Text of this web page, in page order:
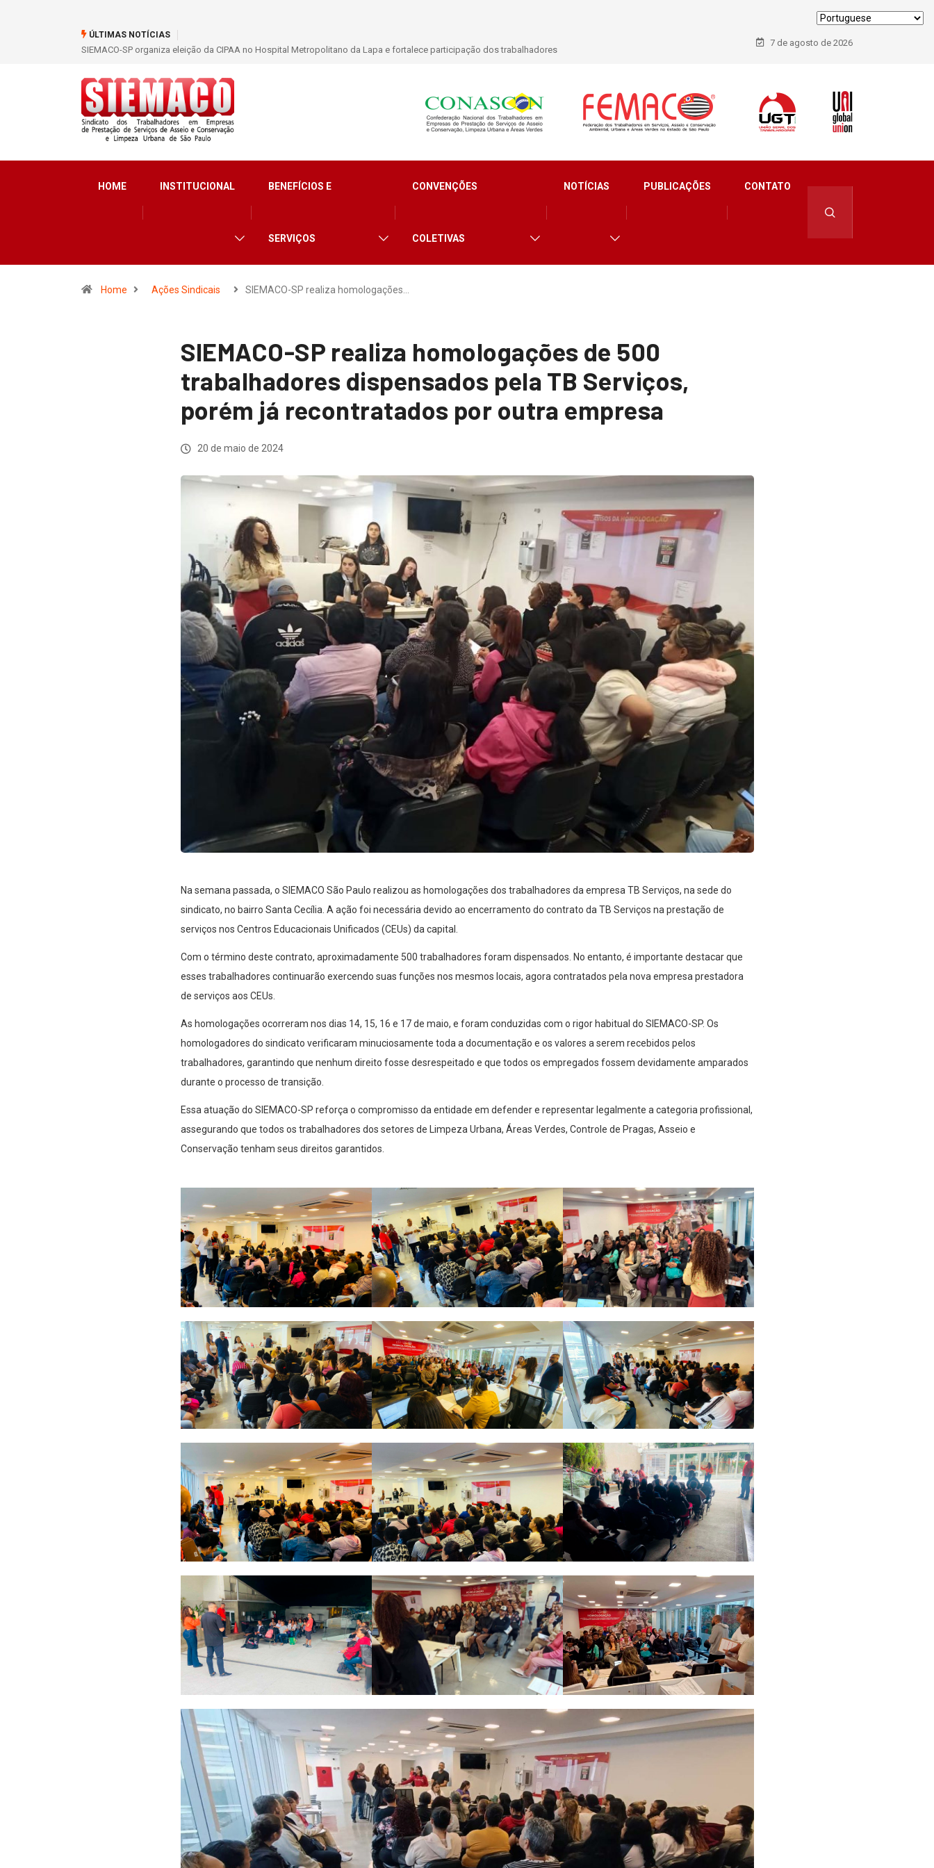
ÚLTIMAS NOTÍCIAS
dos trabalhadoresSIEMACO São Paulo garante mais de 400 benefícios natalidade para trabalhadores do Asseio em 2026
7 de agosto de 2026
HOME INSTITUCIONAL BENEFÍCIOS E
SERVIÇOS
CONVENÇÕES
COLETIVAS
NOTÍCIAS PUBLICAÇÕES CONTATO
Home Ações Sindicais SIEMACO-SP realiza homologações…
SIEMACO-SP realiza homologações de 500
trabalhadores dispensados pela TB Serviços,
porém já recontratados por outra empresa
20 de maio de 2024
Na semana passada, o SIEMACO São Paulo realizou as homologações dos trabalhadores da empresa TB Serviços, na sede do
sindicato, no bairro Santa Cecília. A ação foi necessária devido ao encerramento do contrato da TB Serviços na prestação de
serviços nos Centros Educacionais Unificados (CEUs) da capital.
Com o término deste contrato, aproximadamente 500 trabalhadores foram dispensados. No entanto, é importante destacar que
esses trabalhadores continuarão exercendo suas funções nos mesmos locais, agora contratados pela nova empresa prestadora
de serviços aos CEUs.
As homologações ocorreram nos dias 14, 15, 16 e 17 de maio, e foram conduzidas com o rigor habitual do SIEMACO-SP. Os
homologadores do sindicato verificaram minuciosamente toda a documentação e os valores a serem recebidos pelos
trabalhadores, garantindo que nenhum direito fosse desrespeitado e que todos os empregados fossem devidamente amparados
durante o processo de transição.
Essa atuação do SIEMACO-SP reforça o compromisso da entidade em defender e representar legalmente a categoria profissional,
assegurando que todos os trabalhadores dos setores de Limpeza Urbana, Áreas Verdes, Controle de Pragas, Asseio e
Conservação tenham seus direitos garantidos.